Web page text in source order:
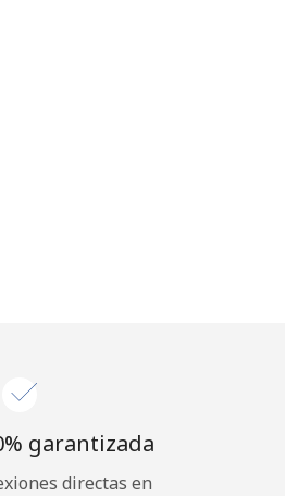
garantizada
directas en